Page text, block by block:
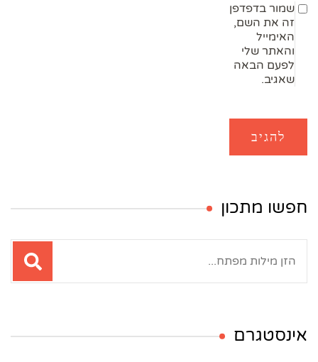
שמור בדפדפן
זה את השם,
האימייל
והאתר שלי
לפעם הבאה
שאגיב.
חפשו מתכון
אינסטגרם